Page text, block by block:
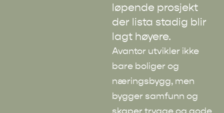
løpende prosjekt
der lista stadig blir
lagt høyere.
Avantor utvikler ikke
bare boliger og
næringsbygg, men
bygger samfunn og